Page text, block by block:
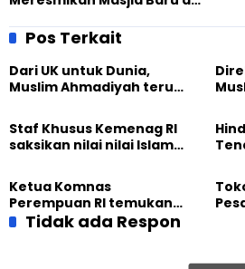
Pos Terkait
Dari UK untuk Dunia,
Muslim Ahmadiyah terus
Kemanusiaan Global
Staf Khusus Kemenag RI
saksikan nilai nilai Islam
Internasional Muslim
Ahmadiyah UK 2026
Ketua Komnas
Perempuan RI temukan
optimisme
Tidak ada Respon